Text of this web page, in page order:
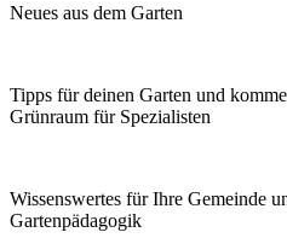
Neues aus dem Garten
Tipps für deinen Garten und
Grünraum für Spezialisten
Wissenswertes für Ihre Gemeinde
Garten­pädagogik